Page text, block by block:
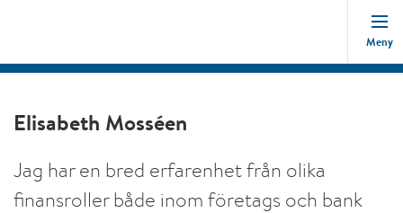
Meny
Elisabeth Mosséen
Jag har en bred erfarenhet från olika
finansroller både inom företags och bank